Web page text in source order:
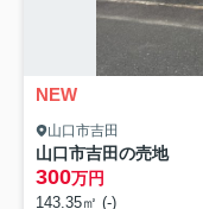
NEW
山口市吉田
山口市吉田の売地
300万円
143.35㎡ (-)